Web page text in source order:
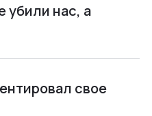
убили нас, а
свое